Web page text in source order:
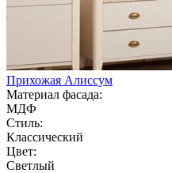
Прихожая Алиссум
Материал фасада:
МДФ
Стиль:
Классический
Цвет:
Светлый